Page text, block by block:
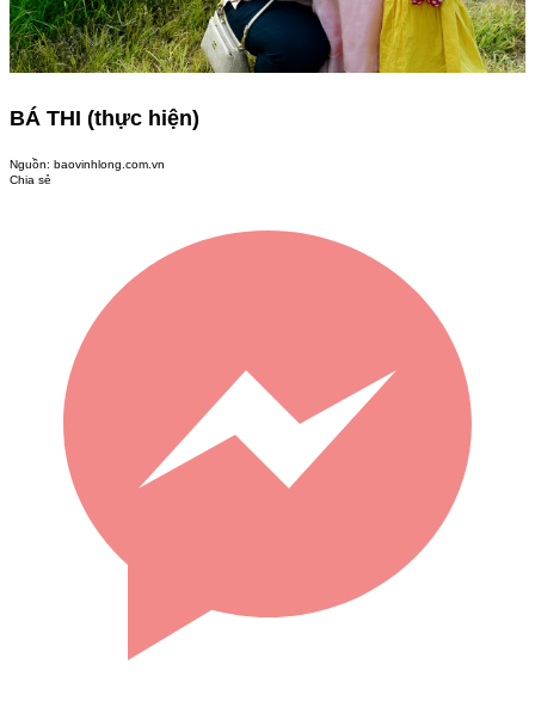
BÁ THI (thực hiện)
Nguồn: baovinhlong.com.vn
Chia sẻ